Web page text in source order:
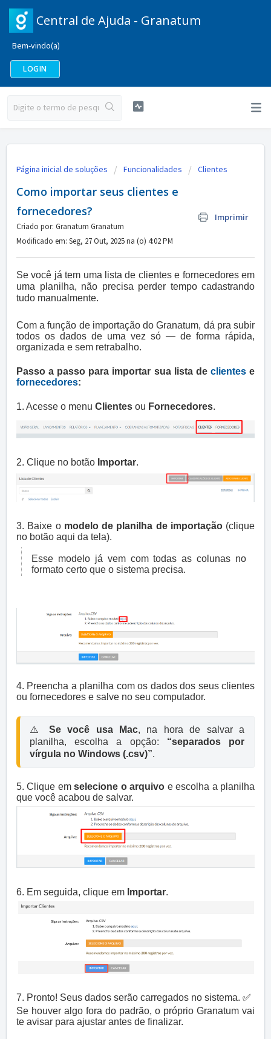
Central de Ajuda - Granatum
Bem-vindo(a)
LOGIN
Página inicial de soluções Funcionalidades Clientes
Como importar seus clientes e
fornecedores?
Imprimir
Criado por: Granatum Granatum
Modificado em: Seg, 27 Out, 2025 na (o) 4:02 PM
Se você já tem uma lista de clientes e fornecedores em
uma planilha, não precisa perder tempo cadastrando
tudo manualmente.
Com a função de importação do Granatum, dá pra subir
todos os dados de uma vez só — de forma rápida,
organizada e sem retrabalho.
Passo a passo para importar sua lista de clientese
fornecedores:
1. Acesse o menu Clientes ou Fornecedores.
2. Clique no botão Importar.
3. Baixe o modelo de planilha de importação(clique
no botão aqui da tela).
Esse modelo já vem com todas as colunas no
formato certo que o sistema precisa.
4. Preencha a planilha com os dados dos seus clientes
ou fornecedores e salve no seu computador.
⚠️ Se você usa Mac, na hora de salvar a
planilha, escolha a opção: “separados por
vírgula no Windows (.csv)”
5. Clique emselecione o arquivo e escolha a planilha
que você acabou de salvar.
6. Em seguida, clique em Importar.
7. Pronto! Seus dados serão carregados no sistema. ✅
Se houver algo fora do padrão, o próprio Granatum vai
te avisar para ajustar antes de finalizar.